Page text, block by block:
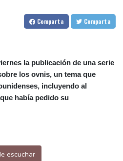
Comparta Comparta
la publicación de una serie
los ovnis, un tema que
incluyendo al
había pedido su
escuchar